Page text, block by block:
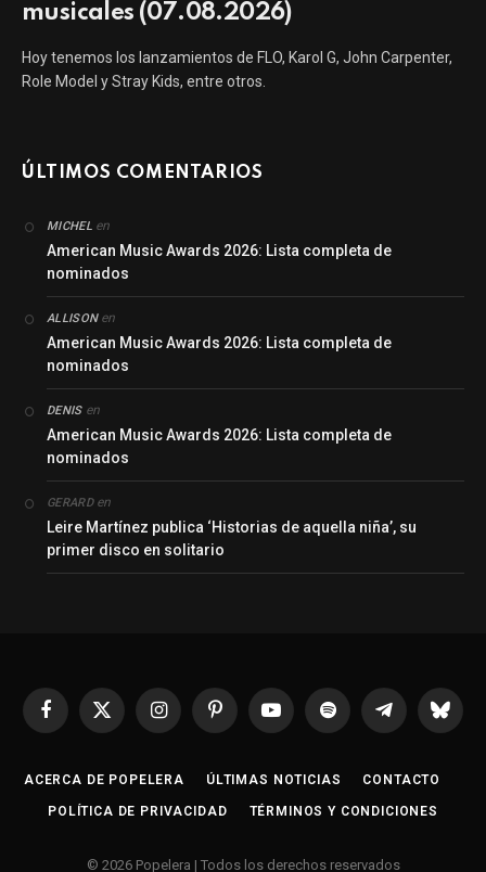
musicales (07.08.2026)
Hoy tenemos los lanzamientos de FLO, Karol G, John Carpenter,
Role Model y Stray Kids, entre otros.
ÚLTIMOS COMENTARIOS
MICHELen
American Music Awards 2026: Lista completa de
nominados
ALLISONen
American Music Awards 2026: Lista completa de
nominados
DENISen
American Music Awards 2026: Lista completa de
nominados
GERARDen
Leire Martínez publica ‘Historias de aquella niña’, su
primer disco en solitario
Facebook
X
InstagramPinterestYouTubeSpotify Telegrama
ACERCA DE POPELERA ÚLTIMAS NOTICIAS CONTACTO
POLÍTICA DE PRIVACIDAD TÉRMINOS Y CONDICIONES
© 2026 Popelera | Todos los derechos reservados